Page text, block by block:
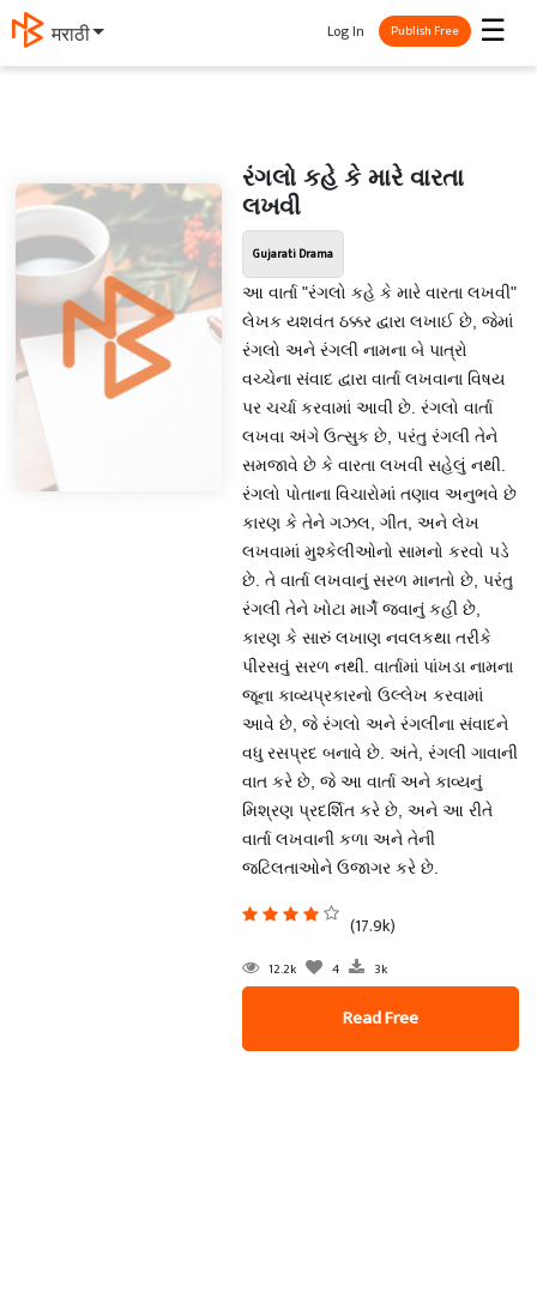
मराठी ☰
Log In Publish Free
રંગલો કહે કે મારે વારતા
લખવી
Gujarati Drama
આ વાર્તા "રંગલો કહે કે મારે વારતા લખવી"
લેખક યશવંત ઠક્કર દ્વારા લખાઈ છે, જેમાં
રંગલો અને રંગલી નામના બે પાત્રો
વચ્ચેના સંવાદ દ્વારા વાર્તા લખવાના વિષય
પર ચર્ચા કરવામાં આવી છે. રંગલો વાર્તા
લખવા અંગે ઉત્સુક છે, પરંતુ રંગલી તેને
સમજાવે છે કે વારતા લખવી સહેલું નથી.
રંગલો પોતાના વિચારોમાં તણાવ અનુભવે છે
કારણ કે તેને ગઝલ, ગીત, અને લેખ
લખવામાં મુશ્કેલીઓનો સામનો કરવો પડે
છે. તે વાર્તા લખવાનું સરળ માનતો છે, પરંતુ
રંગલી તેને ખોટા માર્ગે જવાનું કહી છે,
કારણ કે સારું લખાણ નવલકથા તરીકે
પીરસવું સરળ નથી. વાર્તામાં પાંખડા નામના
જૂના કાવ્યપ્રકારનો ઉલ્લેખ કરવામાં
આવે છે, જે રંગલો અને રંગલીના સંવાદને
વધુ રસપ્રદ બનાવે છે. અંતે, રંગલી ગાવાની
વાત કરે છે, જે આ વાર્તા અને કાવ્યનું
મિશ્રણ પ્રદર્શિત કરે છે, અને આ રીતે
વાર્તા લખવાની કળા અને તેની
જટિલતાઓને ઉજાગર કરે છે.
(17.9k)
12.2k 4 3k
Read Free